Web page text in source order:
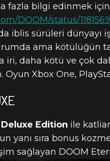
2019
OL:
fazla bilgi edinmek için
DOOM/status/
iblis sürüleri dünyayı
ama kötülüğün
iri, daha kötü ve çok
Oyun Xbox One,
Edition ile
yanı sıra bonus
sağlayan DOOM